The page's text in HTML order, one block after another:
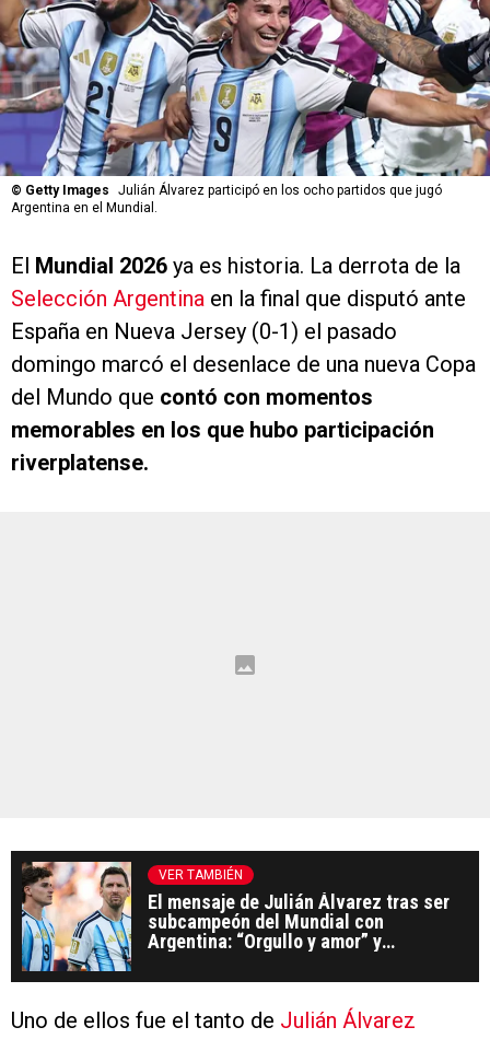
© Getty Images
Julián Álvarez participó en los ocho partidos que jugó
Argentina en el Mundial.
El Mundial 2026 ya es historia. La derrota de la
Selección Argentina en la final que disputó ante
España en Nueva Jersey (0-1) el pasado
domingo marcó el desenlace de una nueva Copa
del Mundo que contó con momentos
memorables en los que hubo participación
riverplatense.
VER TAMBIÉN
El mensaje de Julián Álvarez tras ser
subcampeón del Mundial con
Argentina: “Orgullo y amor” y
Uno de ellos fue el tanto de Julián Álvarez